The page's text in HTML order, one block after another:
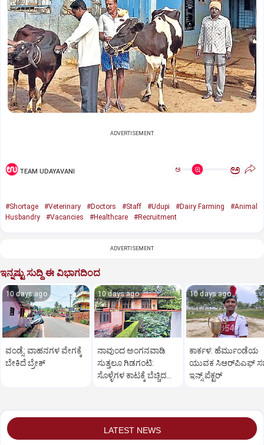
ADVERTISEMENT
TEAM UDAYAVANI ಅ ಅ
#Shortage #Veterinary #Doctors #Staff #Udupi #Dairy Farming
#Animal
Husbandry
#Vacancies #Healthcare #Recruitment
ADVERTISEMENT
ಇನ್ನಷ್ಟು ಸುದ್ದಿ ಈ ವಿಭಾಗದಿಂದ
10 days ago
ವಂಡ್ಸೆ: ವಾಹನಗಳ ವೇಗಕ್ಕೆ
ಬೇಕಿದೆ ಬ್ರೇಕ್‌
10 days ago
ನಾವುಂದ ಅಂಗನವಾಡಿ
ಸುತ್ತಲೂ ಗಿಡಗಂಟಿ:
ಸೊಳ್ಳೆಗಳ ಕಾಟಕ್ಕೆ ಬೆಚ್ಚಿದ
10 days ago
ಕಾರ್ಕಳ: ಹೆರ್ಮುಂಡೆಯ
ಯುವಕ ಸಿಆರ್‌ಪಿಎಫ್‌
ಇನ್ಸ್‌ ಪೆಕ್ಟರ್
LATEST NEWS